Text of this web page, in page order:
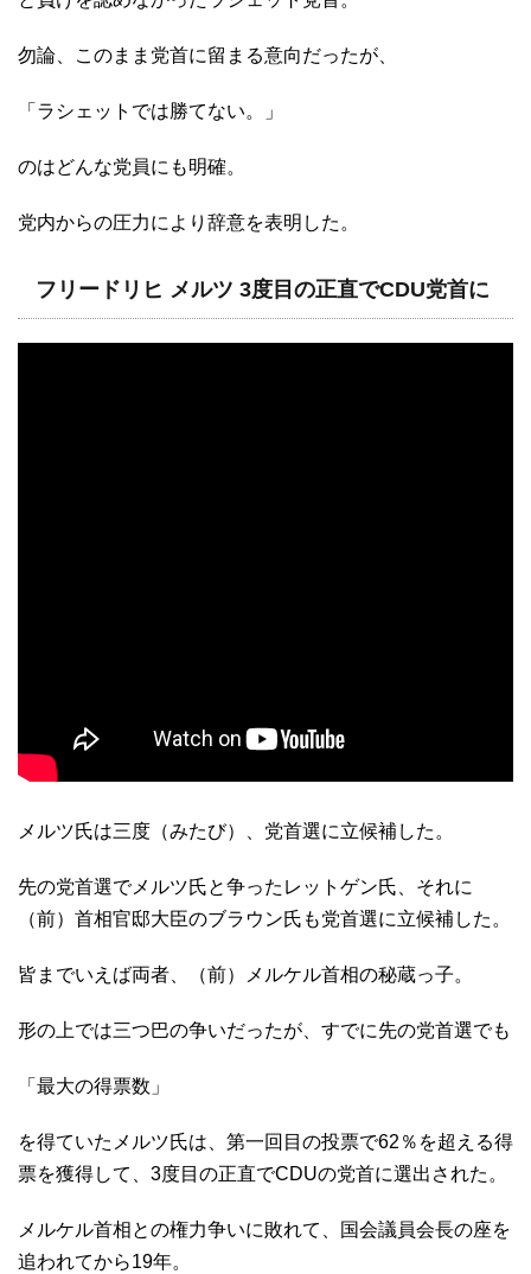
勿論、このまま党首に留まる意向だったが、
「ラシェットでは勝てない。」
のはどんな党員にも明確。
党内からの圧力により辞意を表明した。
フリードリヒ メルツ 3度目の正直でCDU党首に
メルツ氏は三度（みたび）、党首選に立候補した。
先の党首選でメルツ氏と争ったレットゲン氏、それに
（前）首相官邸大臣のブラウン氏も党首選に立候補した。
皆までいえば両者、（前）メルケル首相の秘蔵っ子。
形の上では三つ巴の争いだったが、すでに先の党首選でも
「最大の得票数」
を得ていたメルツ氏は、第一回目の投票で62％を超える得
票を獲得して、3度目の正直でCDUの党首に選出された。
メルケル首相との権力争いに敗れて、国会議員会長の座を
追われてから19年。